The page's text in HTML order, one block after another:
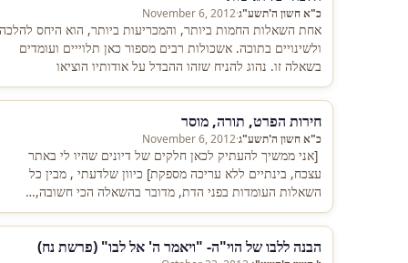
כ"א חשון ה'תשע"ג·
November 6, 2012
אחת השאלות החמות ביותר, והמכריעות ביותר, הוא היחס להלכה
ולשינויים בתוכה. אשכולות רבים מספור כאן תלוייים ועומדים
בשאלה זו. נהוג להניח שזהו ההבדל על אודותיו הוציאו
האורתודוכסים את…
חירות הפרט, תורה, מוסר
כ"א חשון ה'תשע"ג·
November 6, 2012
[אני ממשיך להעתיק לכאן חלקים של דיונים שהיו לי באתר
עצכח, בינתיים ללא עריכה מספקת] כיוון שלדעתי , מבין כל
השאלות העומדות בפני הדת, מדובר בהשאלה הכי חשובה,…
הבנה ללבו של הוי"ה- "ויאמר ה' אל לבו" (פרשת נח)